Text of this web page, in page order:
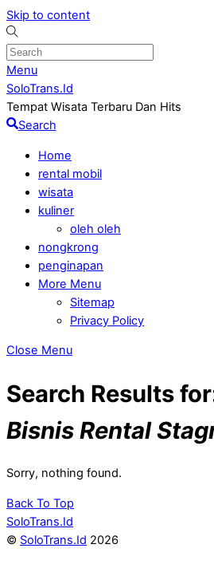
Skip to content
Menu
SoloTrans.Id
Tempat Wisata Terbaru Dan Hits
Search
Home
rental mobil
wisata
kuliner
oleh oleh
nongkrong
penginapan
More Menu
Sitemap
Privacy Policy
Close Menu
Search Results
Bisnis Rental
Sorry, nothing found.
Back To Top
SoloTrans.Id
© SoloTrans.Id 2026